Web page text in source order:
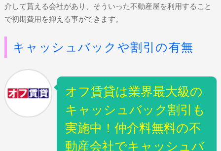
介して貰える会社があり、そういった不動産屋を利用すること
で初期費用を抑える事ができます。
キャッシュバックや割引の有無
オフ賃貸は業界最大級の
キャッシュバック割引も
実施中！仲介料無料の不
動産会社でキャッシュバ